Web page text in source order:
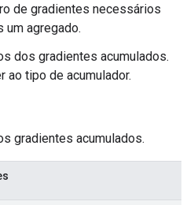
de gradientes necessários
um agregado.
dos gradientes acumulados.
ao tipo de acumulador.
gradientes acumulados.